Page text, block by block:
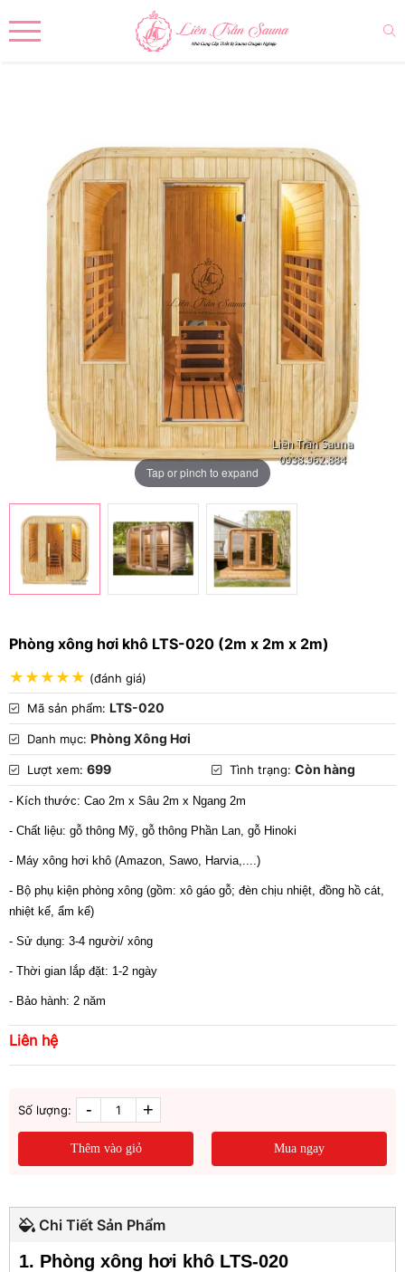
Tap or pinch to expand
Phòng xông hơi khô LTS-020 (2m x 2m x 2m)
(đánh giá)
Mã sản phẩm: LTS-020
Danh mục: Phòng Xông Hơi
Lượt xem: 699 Tình trạng: Còn hàng
- Kích thước: Cao 2m x Sâu 2m x Ngang 2m
- Chất liệu: gỗ thông Mỹ, gỗ thông Phần Lan, gỗ Hinoki
- Máy xông hơi khô (Amazon, Sawo, Harvia,....)
- Bộ phụ kiện phòng xông (gồm: xô gáo gỗ; đèn chịu nhiệt, đồng hồ cát,
nhiệt kế, ẩm kế)
- Sử dụng: 3-4 người/ xông
- Thời gian lắp đặt: 1-2 ngày
- Bảo hành: 2 năm
Liên hệ
Số lượng: - +
Thêm vào giỏ Mua ngay
Chi Tiết Sản Phẩm
1. Phòng xông hơi khô LTS-020